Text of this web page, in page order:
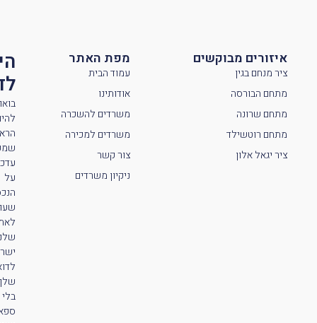
מפת האתר
עמוד הבית
אודותינו
משרדים להשכרה
משרדים למכירה
צור קשר
ניקיון משרדים
איזורים מבוקשים
ציר מנחם בגין
מתחם הבורסה
מתחם שרונה
מתחם רוטשילד
ציר יגאל אלון
בואו
על
ישר
בלי